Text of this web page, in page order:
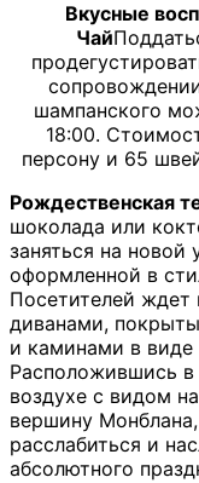
Вкусные
Чай
шампанского
18:00.
персону и 65
Рождественская
шоколада или
заняться на новой
оформленной в
Посетителей ждет
диванами,
и каминами в виде
Расположившись
воздухе с видом
вершину
расслабиться и
абсолютного